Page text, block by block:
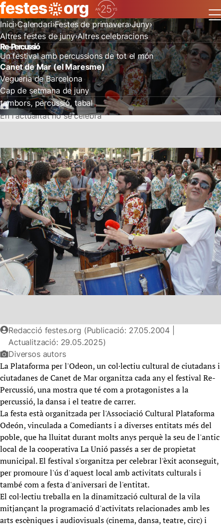
Inici Calendari Festes de primavera Juny
Altres festes de juny Altres celebracions
Re-Percussió
Un festival amb percussions de tot el món
Canet de Mar (el Maresme)
Vegueria de Barcelona
Cap de setmana de juny
tambors percussió tabal
En l'actualitat no se celebra
Redacció festes.org (Publicació: 27.05.2004 |
Actualització: 29.05.2025)
Diversos autors
La Plataforma per l'Odeon, un col·lectiu cultural de ciutadans i
ciutadanes de Canet de Mar organitza cada any el festival Re-
Percussió, una mostra que té com a protagonistes a la
percussió, la dansa i el teatre de carrer.
La festa està organitzada per l'Associació Cultural Plataforma
Odeón, vinculada a Comediants i a diverses entitats més del
poble, que ha lluitat durant molts anys perquè la seu de l'antic
local de la cooperativa La Unió passés a ser de propietat
municipal. El festival s'organitza per celebrar l'èxit aconseguit,
per promoure l'ús d'aquest local amb activitats culturals i
també com a festa d'aniversari de l'entitat.
El col·lectiu treballa en la dinamització cultural de la vila
mitjançant la programació d'activitats relacionades amb les
arts escèniques i audiovisuals (cinema, dansa, teatre, circ) i